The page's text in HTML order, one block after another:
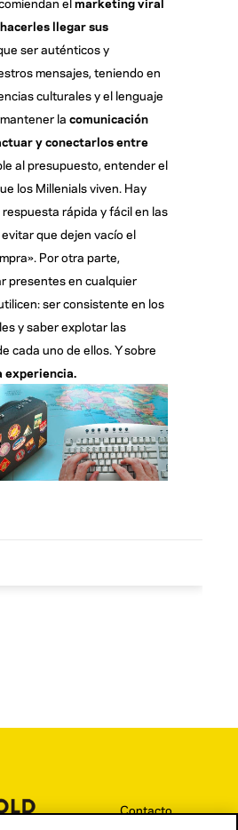
llegar sus
ser auténticos y
mensajes, teniendo en
culturales y el lenguaje
la comunicación
y conectarlos entre
al presupuesto, entender el
los Millenials viven. Hay
rápida y fácil en las
que dejen vacío el
Por otra parte,
presentes en cualquier
ser consistente en los
y saber explotar las
cada uno de ellos. Y sobre
experiencia.
Contacto